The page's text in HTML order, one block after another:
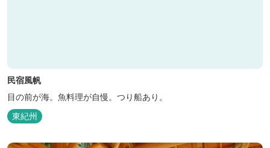
民宿風帆
目の前が海。魚料理が自慢。つり船あり。
東紀州